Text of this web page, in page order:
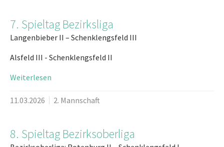
7. Spieltag Bezirksliga
Langenbieber II – Schenklengsfeld III
Alsfeld III - Schenklengsfeld II
Weiterlesen
11.03.2026 2. Mannschaft
8. Spieltag Bezirksoberliga